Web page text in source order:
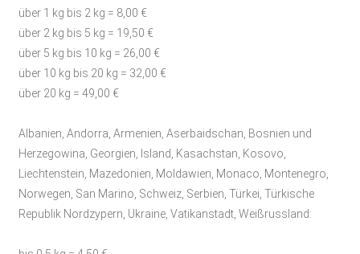
über 1 kg bis 2 kg = 8,00 €
über 2 kg bis 5 kg = 19,50 €
über 5 kg bis 10 kg = 26,00 €
über 10 kg bis 20 kg = 32,00 €
über 20 kg = 49,00 €
Albanien, Andorra, Armenien, Aserbaidschan, Bosnien und
Herzegowina, Georgien, Island, Kasachstan, Kosovo,
Liechtenstein, Mazedonien, Moldawien, Monaco, Montenegro,
Norwegen, San Marino, Schweiz, Serbien, Türkei, Türkische
Republik Nordzypern, Ukraine, Vatikanstadt, Weißrussland: